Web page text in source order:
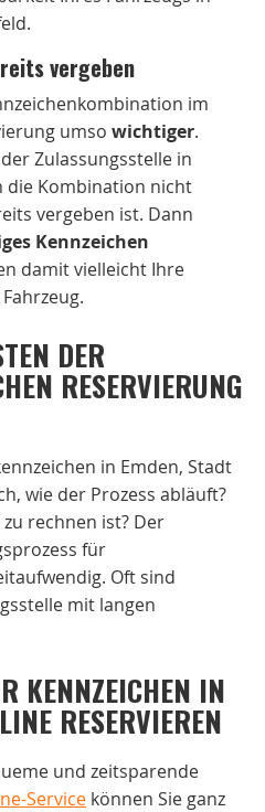
vergeben
im
umso wichtiger.
Zulassungsstelle in
die Kombination nicht
vergeben ist. Dann
Kennzeichen
damit vielleicht Ihre
DER
RESERVIERUNG
in Emden, Stadt
wie der Prozess abläuft?
zu rechnen ist? Der
für
Oft sind
mit langen
KENNZEICHEN IN
RESERVIEREN
und zeitsparende
Service können Sie ganz